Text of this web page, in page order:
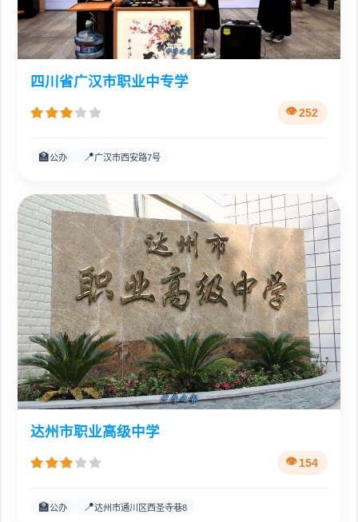
四川省广汉市职业中专学
252
🏫公办 📍广汉市西安路7号
达州市职业高级中学
154
🏫公办 📍达州市通川区西圣寺巷8